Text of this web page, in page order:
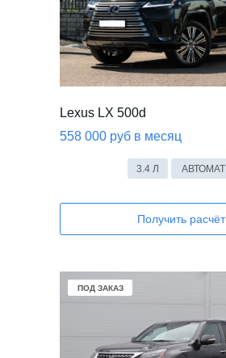
Lexus LX 500d
558 000 руб в месяц
3.4 Л АВТОМАТ
Получить расчёт
В НАЛИЧИИ
ПОД ЗАКАЗ